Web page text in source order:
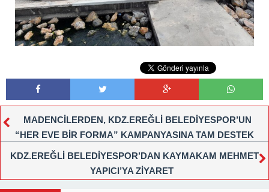
MADENCİLERDEN, KDZ.EREĞLİ BELEDİYESPOR’UN
“HER EVE BİR FORMA” KAMPANYASINA TAM DESTEK
KDZ.EREĞLİ BELEDİYESPOR’DAN KAYMAKAM MEHMET
YAPICI’YA ZİYARET